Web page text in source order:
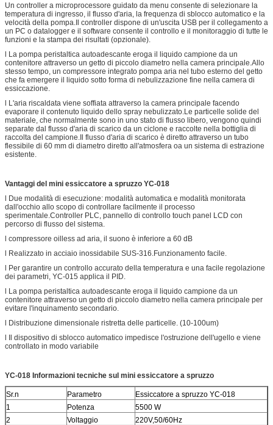
Un controller a microprocessore guidato da menu consente di selezionare la
temperatura di ingresso, il flusso d'aria, la frequenza di sblocco automatico e la
velocità della pompa.Il controller dispone di un'uscita USB per il collegamento a
un PC o datalogger e il software consente il controllo e il monitoraggio di tutte le
funzioni e la stampa dei risultati (opzionale).
l La pompa peristaltica autoadescante eroga il liquido campione da un
contenitore attraverso un getto di piccolo diametro nella camera principale.Allo
stesso tempo, un compressore integrato pompa aria nel tubo esterno del getto
che fa emergere il liquido sotto forma di nebulizzazione fine nella camera di
essiccazione.
l L'aria riscaldata viene soffiata attraverso la camera principale facendo
evaporare il contenuto liquido dello spray nebulizzato.Le particelle solide del
materiale, che normalmente sono in uno stato di flusso libero, vengono quindi
separate dal flusso d'aria di scarico da un ciclone e raccolte nella bottiglia di
raccolta del campione.Il flusso d'aria di scarico è diretto attraverso un tubo
flessibile di 60 mm di diametro diretto all'atmosfera oa un sistema di estrazione
esistente.
Vantaggi del mini essiccatore a spruzzo YC-018
l Due modalità di esecuzione: modalità automatica e modalità monitorata
dall'occhio allo scopo di controllare facilmente il processo
sperimentale.Controller PLC, pannello di controllo touch panel LCD con
percorso di flusso del sistema.
l compressore oilless ad aria, il suono è inferiore a 60 dB
l Realizzato in acciaio inossidabile SUS-316.Funzionamento facile.
l Per garantire un controllo accurato della temperatura e una facile regolazione
dei parametri, YC-015 applica il PID.
l La pompa peristaltica autoadescante eroga il liquido campione da un
contenitore attraverso un getto di piccolo diametro nella camera principale per
evitare l'inquinamento secondario.
l Distribuzione dimensionale ristretta delle particelle. (10-100um)
l Il dispositivo di sblocco automatico impedisce l'ostruzione dell'ugello e viene
controllato in modo variabile
YC-018 Informazioni tecniche sul mini essiccatore a spruzzo
Sr.n Parametro
Essiccatore a spruzzo YC-018
1
Potenza
5500 W
2
Voltaggio
220V,50/60Hz